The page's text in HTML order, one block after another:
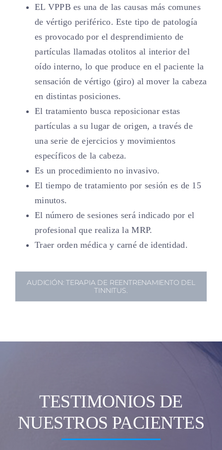
EL VPPB es una de las causas más comunes
de vértigo periférico. Este tipo de patología
es provocado por el desprendimiento de
partículas llamadas otolitos al interior del
oído interno, lo que produce en el paciente la
sensación de vértigo (giro) al mover la cabeza
en distintas posiciones.
El tratamiento busca reposicionar estas
partículas a su lugar de origen, a través de
una serie de ejercicios y movimientos
específicos de la cabeza.
Es un procedimiento no invasivo.
El tiempo de tratamiento por sesión es de 15
minutos.
El número de sesiones será indicado por el
profesional que realiza la MRP.
Traer orden médica y carné de identidad.
AUDICIÓN: TERAPIA DE REENTRENAMIENTO DEL
TINNITUS.
TESTIMONIOS DE
NUESTROS PACIENTES